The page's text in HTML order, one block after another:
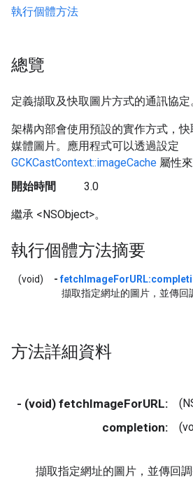
執行個體方法
總覽
定義擷取及快取圖片方式的通訊協定
架構內部會使用預設的實作方式，
媒體圖片。應用程式可以透過設定
GCKCastContext::imageCache 屬性
開始時間
3.0
繼承 <NSObject>。
執行個體方法摘要
(void) -
擷取指定網址的圖片，並傳回
方法詳細資料
- (void) fetchImageForURL:
completion:
擷取指定網址的圖片，並傳回調